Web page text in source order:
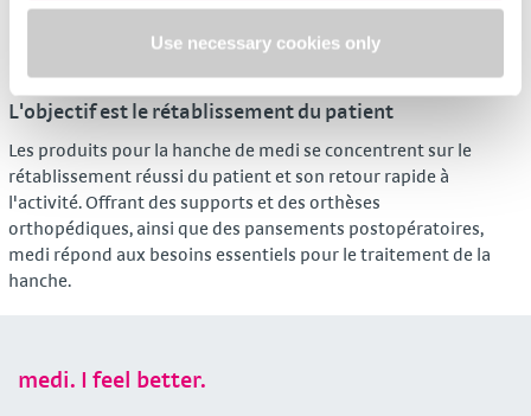
Use necessary cookies only
Orthèse de hanche
Support de la hanche
L'objectif est le rétablissement du patient
Les produits pour la hanche de medi se concentrent sur le
rétablissement réussi du patient et son retour rapide à
l'activité. Offrant des supports et des orthèses
orthopédiques, ainsi que des pansements postopératoires,
medi répond aux besoins essentiels pour le traitement de la
hanche.
medi. I feel better.